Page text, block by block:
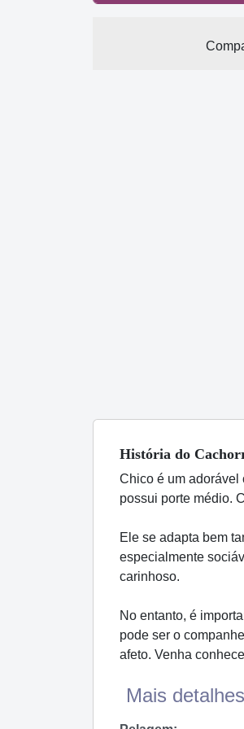
História do
Chico é um adorável
possui porte médio.
Ele se adapta bem
especialmente
carinhoso.
No entanto, é
pode ser o
afeto. Venha
Mais